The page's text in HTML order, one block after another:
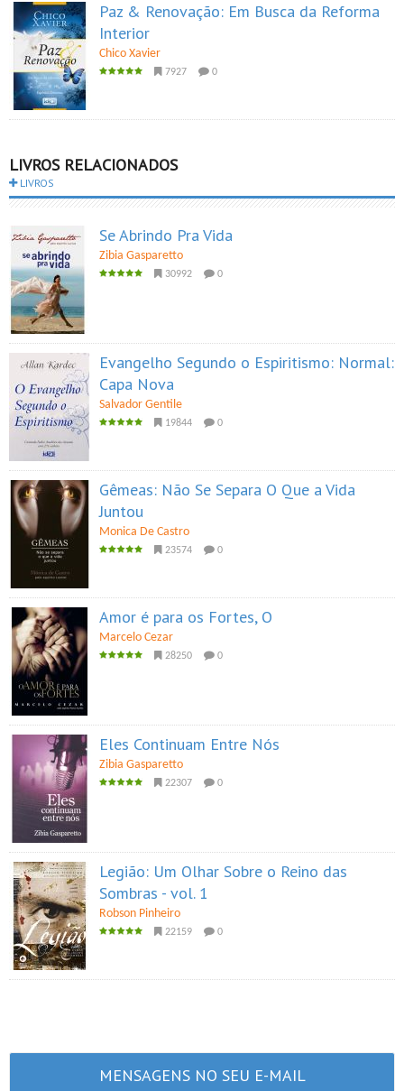
Paz & Renovação: Em Busca da Reforma
Interior
Chico Xavier
7927 0
LIVROS RELACIONADOS
LIVROS
Se Abrindo Pra Vida
Zibia Gasparetto
30992 0
Evangelho Segundo o Espiritismo: Normal:
Capa Nova
Salvador Gentile
19844 0
Gêmeas: Não Se Separa O Que a Vida
Juntou
Monica De Castro
23574 0
Amor é para os Fortes, O
Marcelo Cezar
28250 0
Eles Continuam Entre Nós
Zibia Gasparetto
22307 0
Legião: Um Olhar Sobre o Reino das
Sombras - vol. 1
Robson Pinheiro
22159 0
MENSAGENS NO SEU E-MAIL